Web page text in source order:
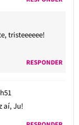
tristeeeeee!
RESPONDER
aí, Ju!